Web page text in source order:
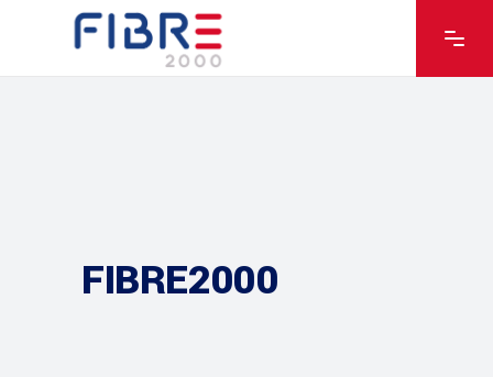
FIBRE2000